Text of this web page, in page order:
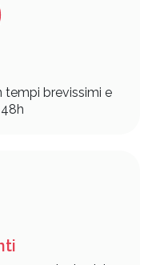
tempi brevissimi e